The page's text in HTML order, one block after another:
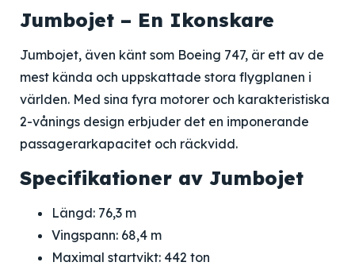
Jumbojet – En Ikonskare
Jumbojet, även känt som Boeing 747, är ett av de
mest kända och uppskattade stora flygplanen i
världen. Med sina fyra motorer och karakteristiska
2-vånings design erbjuder det en imponerande
passagerarkapacitet och räckvidd.
Specifikationer av Jumbojet
Längd: 76,3 m
Vingspann: 68,4 m
Maximal startvikt: 442 ton